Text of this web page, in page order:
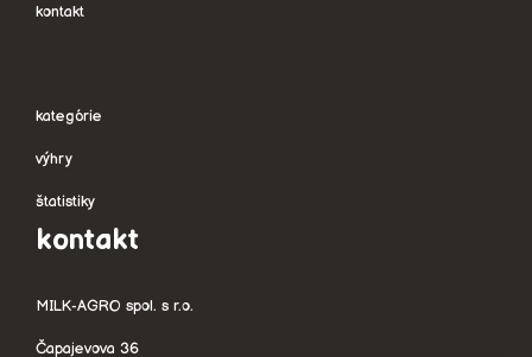
kontakt
kategórie
výhry
štatistiky
kontakt
MILK-AGRO spol. s r.o.
Čapajevova 36